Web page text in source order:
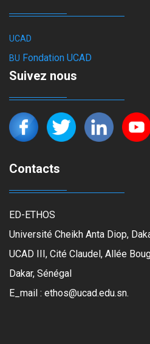
UCAD
BU Fondation UCAD
Suivez nous
Contacts
ED-ETHOS
Université Cheikh Anta Diop,
UCAD III, Cité Claudel, Allée
Dakar, Sénégal
E_mail : ethos@ucad.edu.sn.